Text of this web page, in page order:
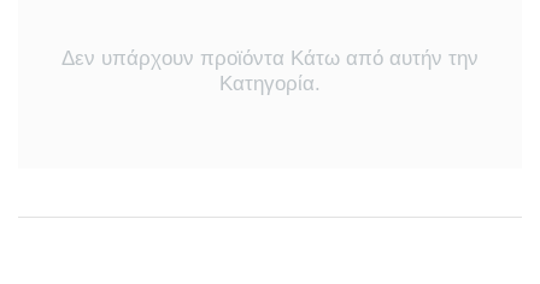
Δεν υπάρχουν προϊόντα Κάτω από αυτήν την
Κατηγορία.